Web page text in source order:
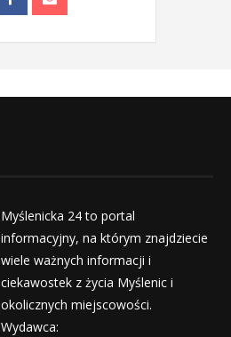
Myślenicka 24 to portal
informacyjny, na którym znajdziecie
wiele ważnych informacji i
ciekawostek z życia Myślenic i
okolicznych miejscowości.
Wydawca: